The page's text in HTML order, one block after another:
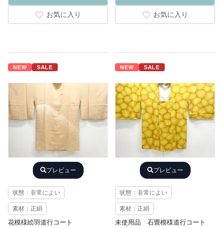
お気に入り お気に入り
NEW SALE
プレビュー
状態：非常によい
素材：正絹
花模様絵羽道行コート
NEW SALE
プレビュー
状態：非常によい
素材：正絹
未使用品 石畳模様道行コート